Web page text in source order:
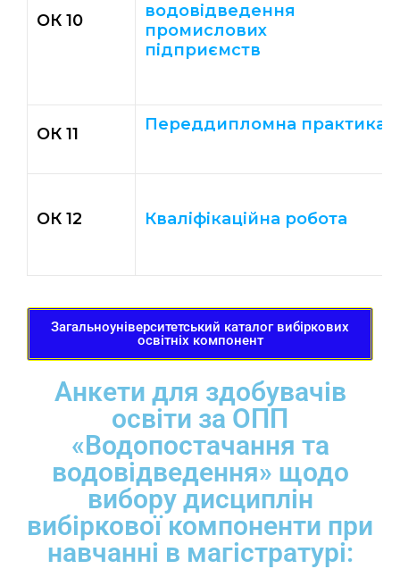
ОК 10
водовідведення
промислових
підприємств
ОК 11 Переддипломна практика
ОК 12 Кваліфікаційна робота
Загальноуніверситетський каталог вибіркових
освітніх компонент
Анкети для здобувачів
освіти за ОПП
«Водопостачання та
водовідведення» щодо
вибору дисциплін
вибіркової компоненти при
навчанні в магістратурі: